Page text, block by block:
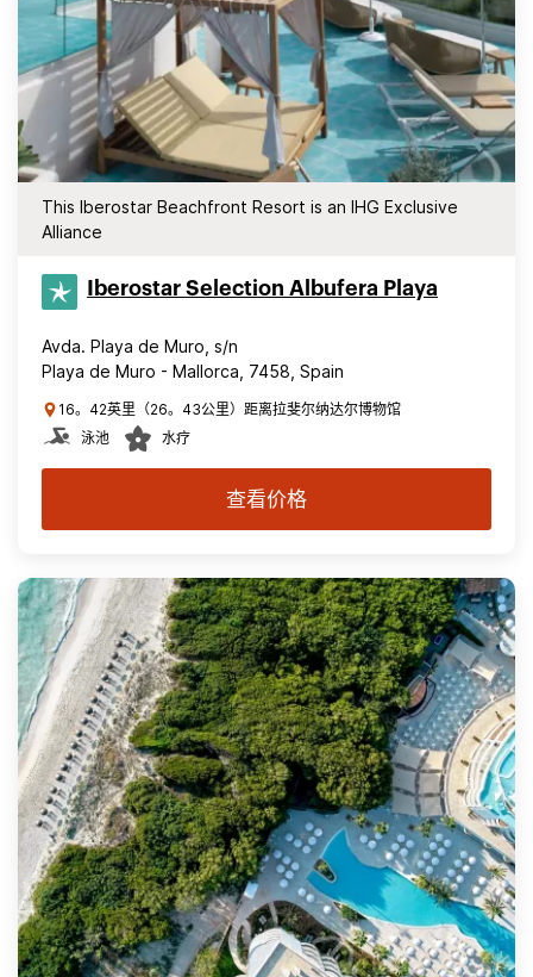
This Iberostar Beachfront Resort is an IHG Exclusive
Alliance
Iberostar Selection​ Albufera Playa
Avda. Playa de Muro, s/n
Playa de Muro - Mallorca, 7458, Spain
16。42英里（26。43公里）距离拉斐尔纳达尔博物馆
泳池
水疗
查看价格